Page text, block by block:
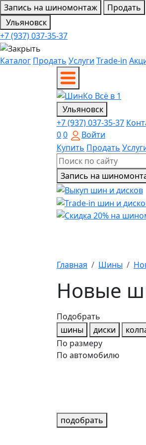
Запись на шиномонтаж
Продать
Ульяновск
+7 (937) 037-35-37
Каталог Продать Услуги Trade-in
Ульяновск
+7 (937) 037-35-37
00
Войти
Купить Продать
Запись на
Главная Шины
Новые
Подобрать
шины
диски
По размеру
По автомобилю
подобрать